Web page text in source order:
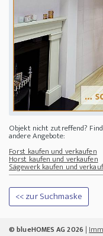
Objekt nicht zutreffend?
andere Angebote:
Forst kaufen und verkaufen
Horst kaufen und verkaufen
Sägewerk kaufen und
<< zur Suchmaske
© blueHOMES AG 2026 |